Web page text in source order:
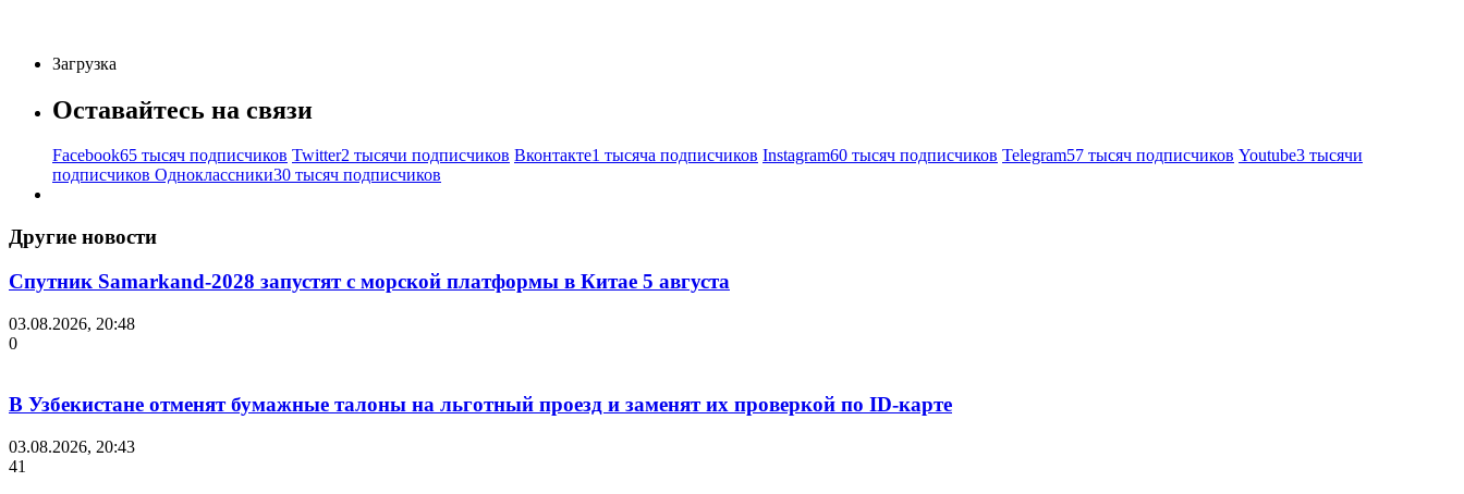
Загрузка
Оставайтесь на связи
Facebook65 тысяч подписчиков Twitter2 тысячи подписчиков Вконтакте1 тысяча подписчиков Instagram60 тысяч подписчиков Telegram57 тысяч подписчиков Youtube3 тысячи
подписчиков Одноклассники30 тысяч подписчиков
Другие новости
Спутник Samarkand-2028 запустят с морской платформы в Китае 5 августа
03.08.2026, 20:48
0
В Узбекистане отменят бумажные талоны на льготный проезд и заменят их проверкой по ID-карте
03.08.2026, 20:43
41